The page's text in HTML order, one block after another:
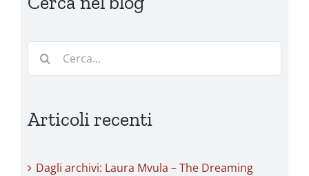
Cerca
Articoli recenti
Dagli archivi: Laura Mvula – The Dreaming